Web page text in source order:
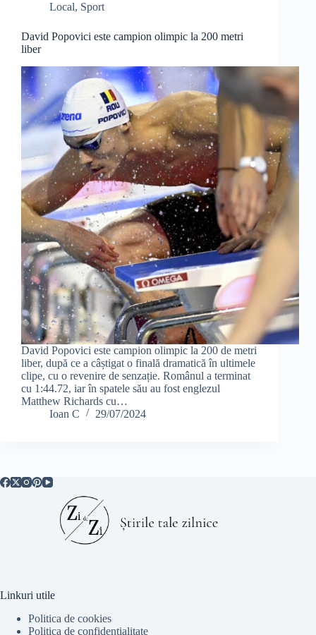
Local, Sport
David Popovici este campion olimpic la 200 metri
liber
David Popovici este campion olimpic la 200 de metri
liber, după ce a câștigat o finală dramatică în ultimele
clipe, cu o revenire de senzație. Românul a terminat
cu 1:44.72, iar în spatele său au fost englezul
Matthew Richards cu…
Ioan C
29/07/2024
Linkuri utile
Politica de cookies
Politica de confidentialitate